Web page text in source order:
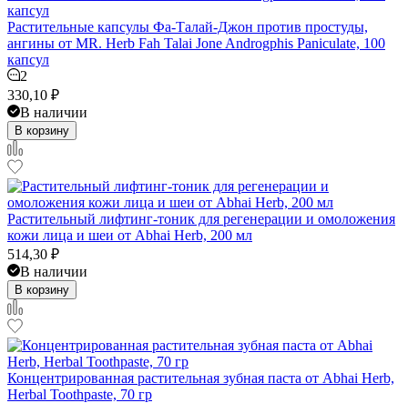
Растительные капсулы Фа-Талай-Джон против простуды,
ангины от MR. Herb Fah Talai Jone Androgphis Paniculate, 100
капсул
2
330,10 ₽
В наличии
В корзину
Растительный лифтинг-тоник для регенерации и омоложения
кожи лица и шеи от Abhai Herb, 200 мл
514,30 ₽
В наличии
В корзину
Концентрированная растительная зубная паста от Abhai Herb,
Herbal Toothpaste, 70 гр